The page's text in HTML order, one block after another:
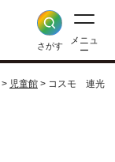
さがす
メニュ
ー
> 児童館 > コスモ 連光